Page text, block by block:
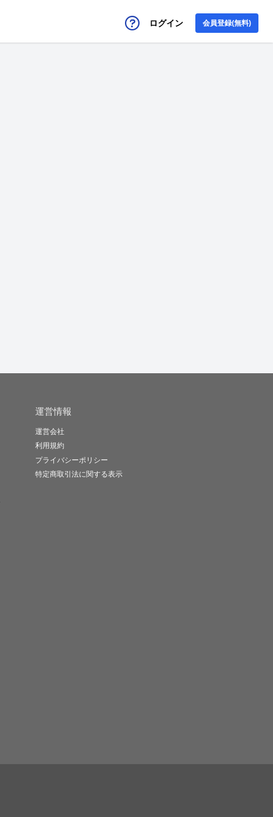
ログイン 会員登録(無料)
運営情報
運営会社
利用規約
プライバシーポリシー
特定商取引法に関する表示